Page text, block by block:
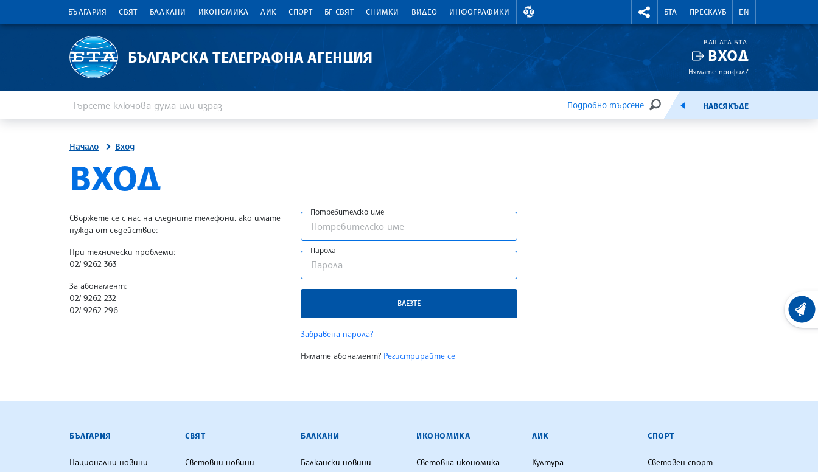
БЪЛГАРИЯ СВЯТ БАЛКАНИ ИКОНОМИКА ЛИК СПОРТ БГ СВЯТ СНИМКИ ВИДЕО ИНФОГРАФИКИ
ВАЛУТНИ КУРСОВЕ RIGHTMENU.SOCIAL
БТА ПРЕСКЛУБ EN
БЪЛГАРСКА ТЕЛЕГРАФНА АГЕНЦИЯ
ВАШАТА БТА
ВХОД
Нямате профил?
Подробно търсене
ТЪРСЕНЕЕМИСИЯНАВСЯКЪДЕ
Начало Вход
SITE.BTA
ВХОД
Свържете се с нас на следните телефони, ако имате
нужда от съдействие:
При технически проблеми:
02/ 9262 363
За абонамент:
02/ 9262 232
02/ 9262 296
Потребителско име
Парола
ВЛЕЗТЕ
Забравена парола?
Нямате абонамент? Регистрирайте се
БЪЛГАРСКА ТЕЛЕГРАФНА АГЕНЦИЯ
БЪЛГАРИЯ
Национални новини
СВЯТ
Световни новини
БАЛКАНИ
Балкански новини
ИКОНОМИКА
Световна икономика
ЛИК
Култура
СПОРТ
Световен спорт